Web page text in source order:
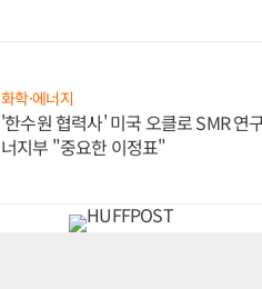
화학·에너지
'한수원 협력사' 미국 오클로 SMR 연
너지부 "중요한 이정표"